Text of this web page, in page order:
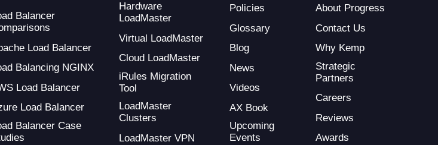
Balancer
Load Balancer
Balancing NGINX
Load Balancer
Load Balancer
Balancer Case
Hardware
LoadMaster
Virtual LoadMaster
Cloud LoadMaster
iRules Migration
Tool
LoadMaster
Clusters
LoadMaster VPN
Policies
Glossary
Blog
News
Videos
AX Book
Upcoming
Events
About Progress
Contact Us
Why Kemp
Strategic
Partners
Careers
Reviews
Awards